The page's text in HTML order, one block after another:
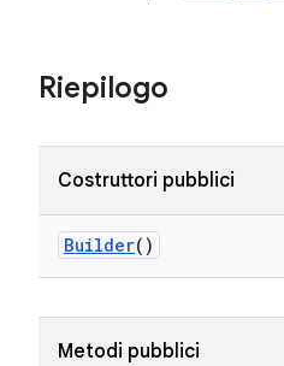
Riepilogo
Costruttori pubblici
Builder()
Metodi pubblici